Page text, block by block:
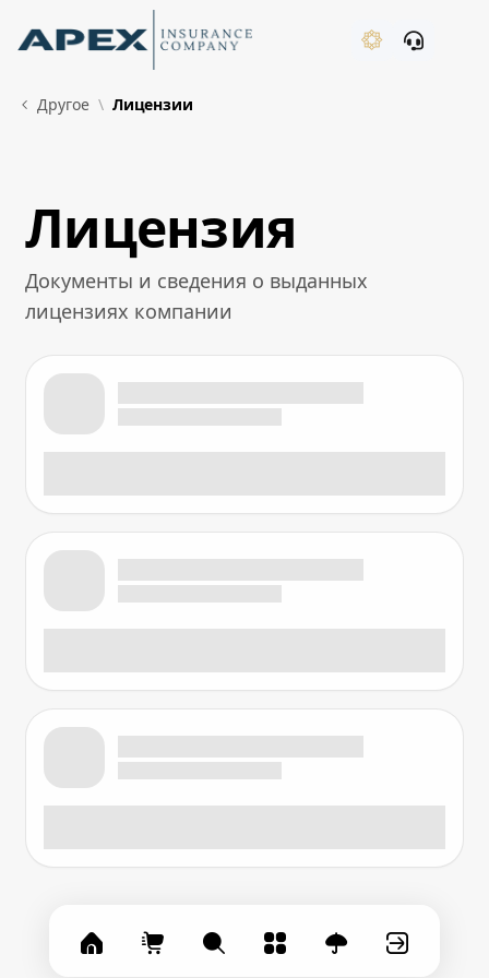
Skip to Main Content
Другое Лицензии
Лицензия
Документы и сведения о выданных
лицензиях компании
Лицензия
New
What's New